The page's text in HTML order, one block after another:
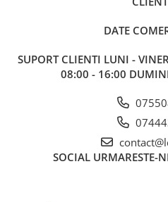
DATE
SUPORT CLIENTI LUNI -
08:00 - 16:00
SOCIAL URMARESTE-